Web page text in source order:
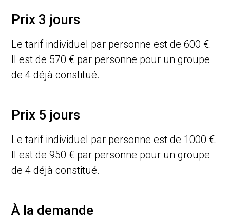
Prix 3 jours
Le tarif individuel par personne est de 600 €.
Il est de 570 € par personne pour un groupe
de 4 déjà constitué.
Prix 5 jours
Le tarif individuel par personne est de 1000 €.
Il est de 950 € par personne pour un groupe
de 4 déjà constitué.
À la demande